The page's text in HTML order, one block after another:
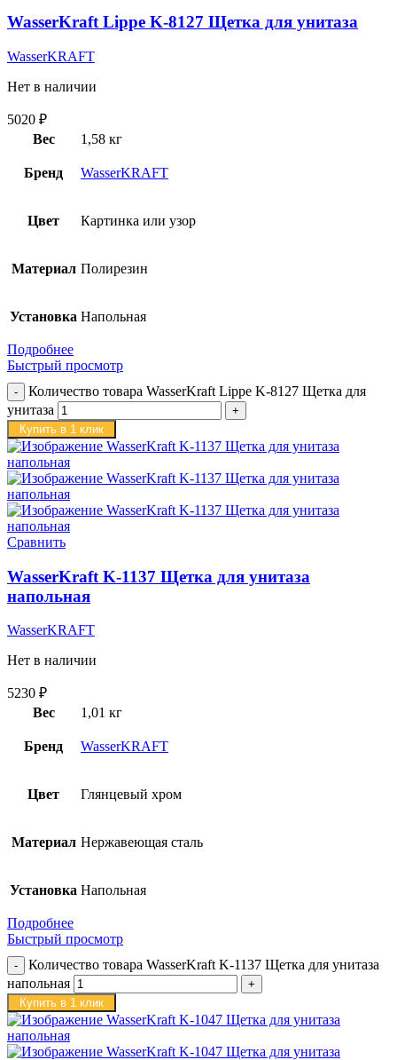
WasserKraft Lippe K-8127 Щетка для унитаза
WasserKRAFT
Нет в наличии
5020 ₽
Вес
1,58 кг
Бренд WasserKRAFT
Цвет Картинка или узор
Материал Полирезин
Установка Напольная
Подробнее
Быстрый просмотр
Количество товара WasserKraft Lippe K-8127 Щетка для
унитаза
Купить в 1 клик
Сравнить
WasserKraft K-1137 Щетка для унитаза
напольная
WasserKRAFT
Нет в наличии
5230 ₽
Вес
1,01 кг
Бренд WasserKRAFT
Цвет Глянцевый хром
Материал Нержавеющая сталь
Установка Напольная
Подробнее
Быстрый просмотр
Количество товара WasserKraft K-1137 Щетка для унитаза
напольная
Купить в 1 клик